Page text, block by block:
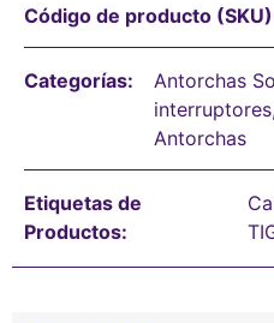
Código de producto
Categorías: Antorchas
interruptores,
Antorchas
Etiquetas de
Productos: